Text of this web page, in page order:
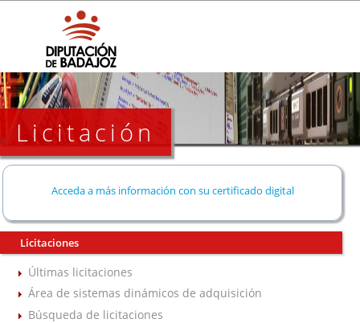
Licitación
Acceda a más información con su certificado digital
Licitaciones
Últimas licitaciones
Área de sistemas dinámicos de adquisición
Búsqueda de licitaciones